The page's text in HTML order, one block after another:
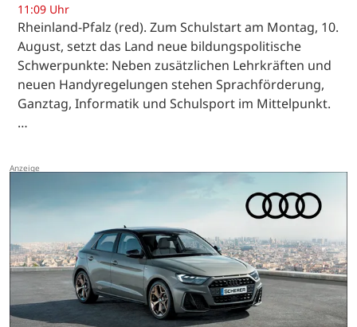
11:09 Uhr
Rheinland-Pfalz (red). Zum Schulstart am Montag, 10.
August, setzt das Land neue bildungspolitische
Schwerpunkte: Neben zusätzlichen Lehrkräften und
neuen Handyregelungen stehen Sprachförderung,
Ganztag, Informatik und Schulsport im Mittelpunkt.
…